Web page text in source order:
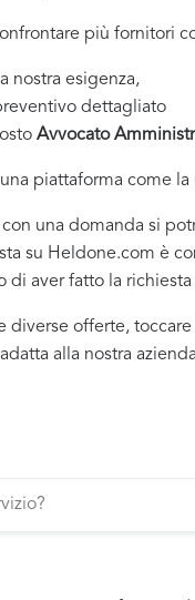
più fornitori
nostra esigenza,
dettagliato
Avvocato
piattaforma come
una domanda si
su Heldone.com è
di aver fatto la
diverse offerte,
alla nostra